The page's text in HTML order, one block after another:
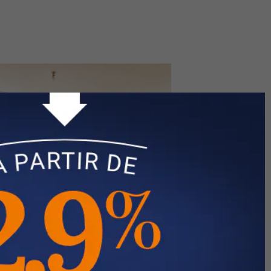
Appartement
Rennes - Rue De Nantes
169,825 € FAI
50 m2 T3